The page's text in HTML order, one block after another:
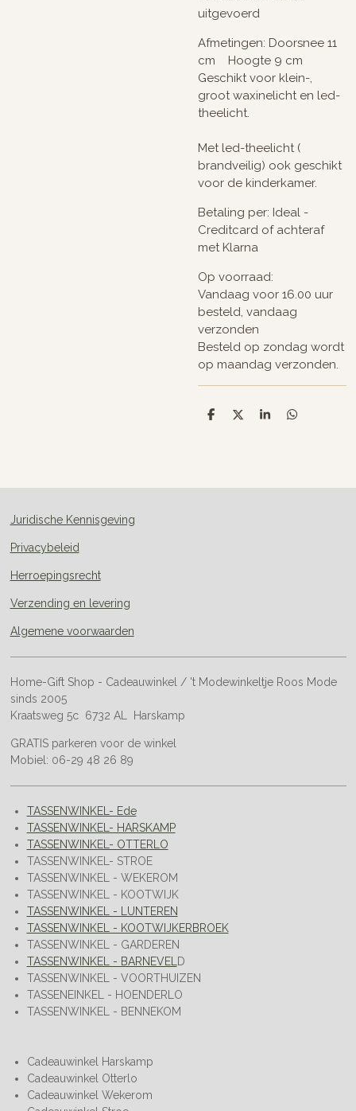
uitgevoerd
Afmetingen: Doorsnee 11
cm Hoogte 9 cm
Geschikt voor klein-,
groot waxinelicht en led-
theelicht.
Met led-theelicht (
brandveilig) ook geschikt
voor de kinderkamer.
Betaling per: Ideal -
Creditcard of achteraf
met Klarna
Op voorraad:
Vandaag voor 16.00 uur
besteld, vandaag
verzonden
Besteld op zondag wordt
op maandag verzonden.
D
D
S
D
Juridische Kennisgeving
Privacybeleid
Herroepingsrecht
Verzending en levering
Algemene voorwaarden
Home-Gift Shop - Cadeauwinkel / 't Modewinkeltje Roos Mode
sinds 2005
Kraatsweg 5c 6732 AL Harskamp
GRATIS parkeren voor de winkel
Mobiel: 06-29 48 26 89
TASSENWINKEL- Ede
TASSENWINKEL- HARSKAMP
TASSENWINKEL- OTTERLO
TASSENWINKEL- STROE
TASSENWINKEL - WEKEROM
TASSENWINKEL - KOOTWIJK
TASSENWINKEL - LUNTEREN
TASSENWINKEL - KOOTWIJKERBROEK
TASSENWINKEL - GARDEREN
TASSENWINKEL - BARNEVEL
D
TASSENWINKEL - VOORTHUIZEN
TASSENEINKEL - HOENDERLO
TASSENWINKEL - BENNEKOM
Cadeauwinkel Harskamp
Cadeauwinkel Otterlo
Cadeauwinkel Wekerom